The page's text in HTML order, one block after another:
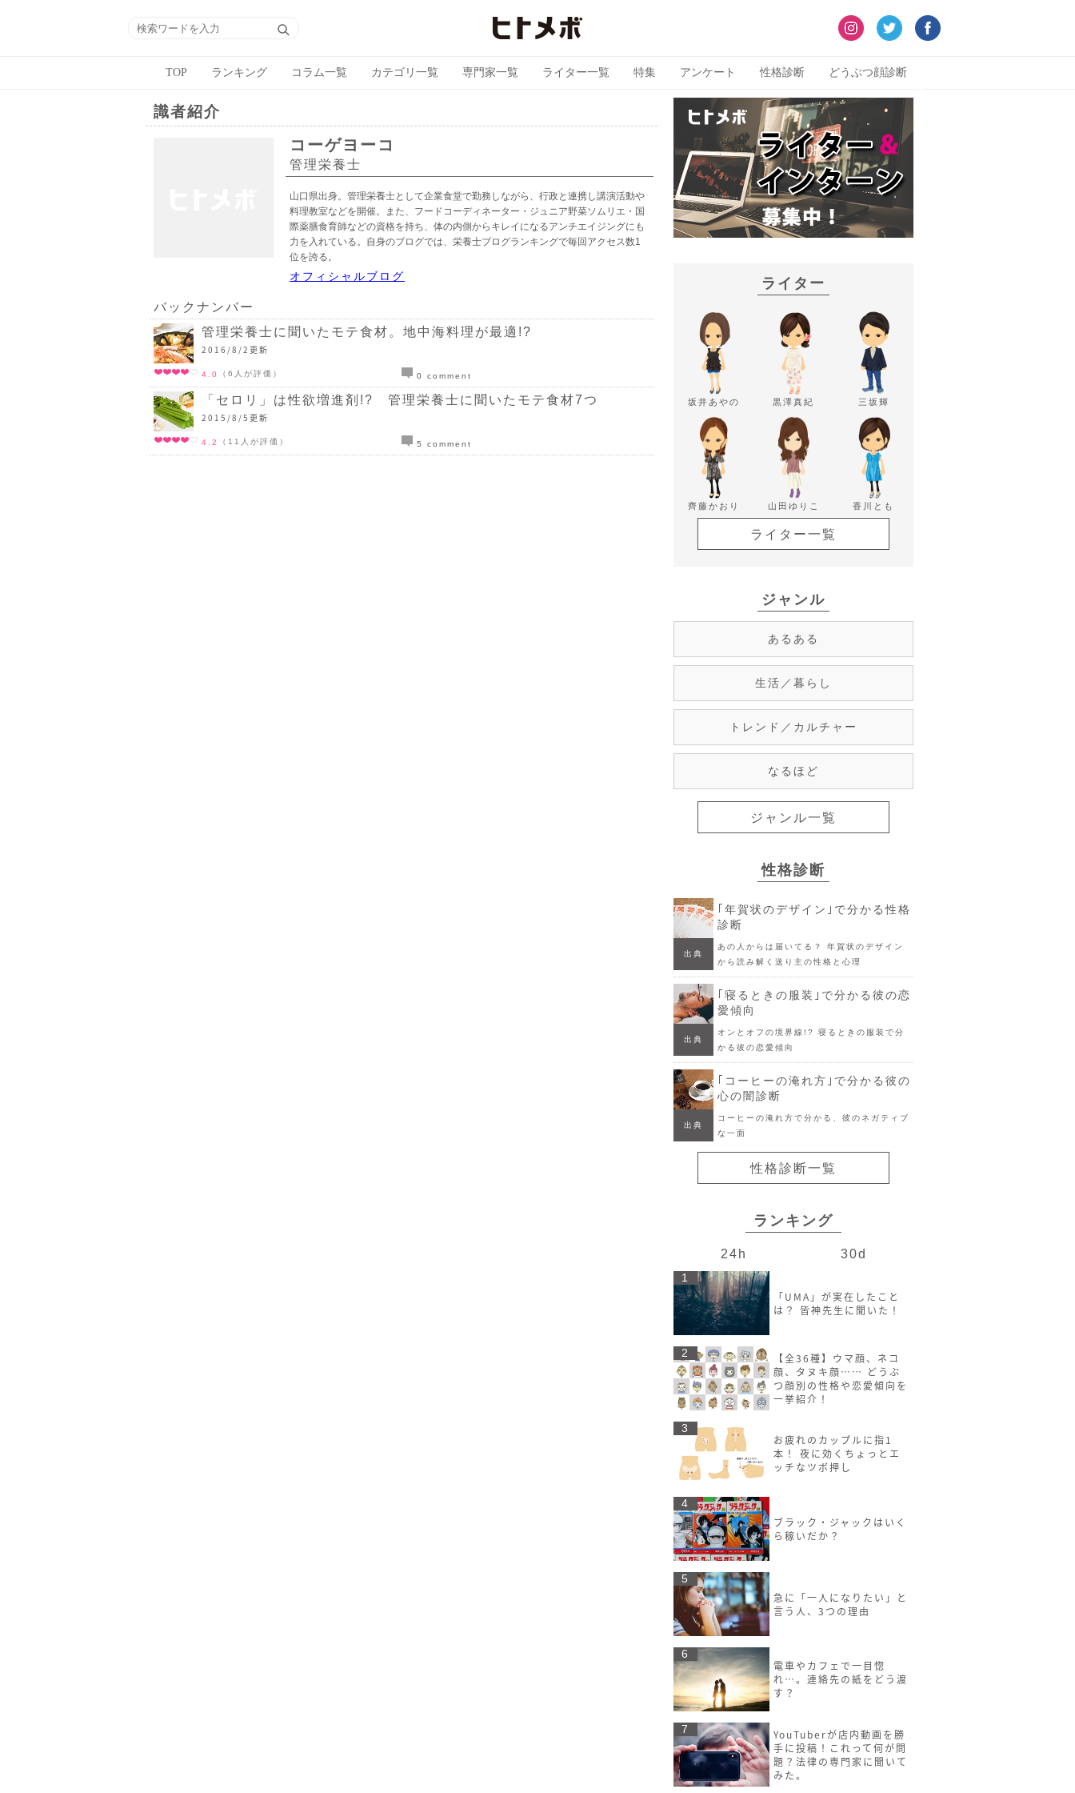
TOP ランキング コラム一覧 カテゴリ一覧 専門家一覧 ライター一覧 特集 アンケート 性格診断 どうぶつ顔診断
識者紹介
コーゲヨーコ
管理栄養士
山口県出身。管理栄養士として企業食堂で勤務しながら、行政と連携し講演活動や
料理教室などを開催。また、フードコーディネーター・ジュニア野菜ソムリエ・国
際薬膳食育師などの資格を持ち、体の内側からキレイになるアンチエイジングにも
力を入れている。自身のブログでは、栄養士ブログランキングで毎回アクセス数1
位を誇る。
オフィシャルブログ
バックナンバー
管理栄養士に聞いたモテ食材。地中海料理が最適!?
2016/8/2更新
4.0 （6人が評価） 0 comment
「セロリ」は性欲増進剤!? 管理栄養士に聞いたモテ食材7つ
2015/8/5更新
4.2 （11人が評価） 5 comment
ライター
坂井あやの 黒澤真紀 三坂輝
齊藤かおり 山田ゆりこ 香川とも
ライター一覧
ジャンル
あるある
生活／暮らし
トレンド／カルチャー
なるほど
ジャンル一覧
性格診断
｢年賀状のデザイン｣で分かる性格
診断
出典
あの人からは届いてる？ 年賀状のデザイン
から読み解く送り主の性格と心理
｢寝るときの服装｣で分かる彼の恋
愛傾向
出典
オンとオフの境界線!? 寝るときの服装で分
かる彼の恋愛傾向
｢コーヒーの淹れ方｣で分かる彼の
心の闇診断
出典
コーヒーの淹れ方で分かる、彼のネガティブ
な一面
性格診断一覧
ランキング
24h 30d
1
「UMA」が実在したこと
は？ 皆神先生に聞いた！
2
【全36種】ウマ顔、ネコ
顔、タヌキ顔…… どうぶ
つ顔別の性格や恋愛傾向を
一挙紹介！
3
お疲れのカップルに指1
本！ 夜に効くちょっとエ
ッチなツボ押し
4
ブラック・ジャックはいく
ら稼いだか？
5
急に「一人になりたい」と
言う人、3つの理由
6
電車やカフェで一目惚
れ…。連絡先の紙をどう渡
す？
7
YouTuberが店内動画を勝
手に投稿！これって何が問
題？法律の専門家に聞いて
みた。